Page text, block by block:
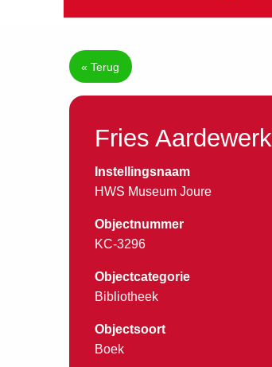
« Terug
Fries Aardewerk
Instellingsnaam
HWS Museum Joure
Objectnummer
KC-3296
Objectcategorie
Bibliotheek
Objectsoort
Boek